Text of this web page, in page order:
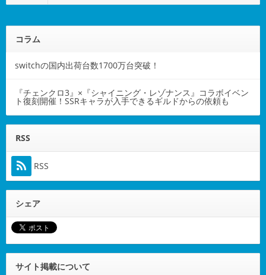
コラム
switchの国内出荷台数1700万台突破！
『チェンクロ3』×『シャイニング・レゾナンス』コラボイベン
ト復刻開催！SSRキャラが入手できるギルドからの依頼も
RSS
RSS
シェア
サイト掲載について